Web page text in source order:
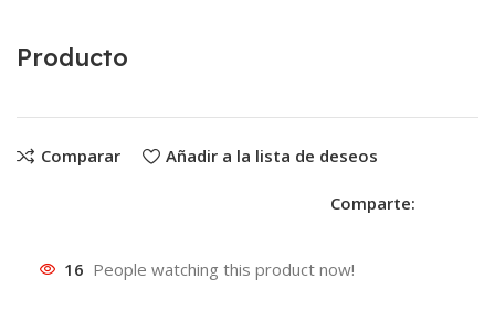
Producto
Comparar Añadir a la lista de deseos
Comparte:
16 People watching this product now!